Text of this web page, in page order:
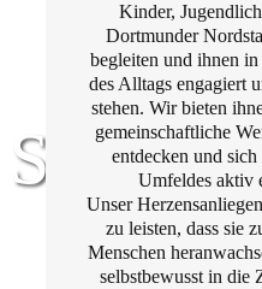
Stern im
Kinder,
Dortmunder
begleiten und ihnen
des Alltags engagiert
stehen. Wir bieten
gemeinschaftliche
entdecken und
Umfeldes aktiv
Unser
zu leisten, dass sie
Menschen
selbstbewusst in die